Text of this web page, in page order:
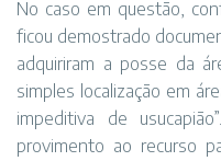
No caso em questão,
ficou demostrado
adquiriram a posse da
simples localização em
impeditiva de
provimento ao recurso